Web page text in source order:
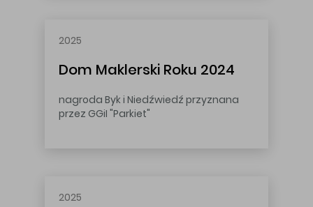
2025
Dom Maklerski Roku 2024
nagroda Byk i Niedźwiedź przyznana
przez GGiI "Parkiet"
2025